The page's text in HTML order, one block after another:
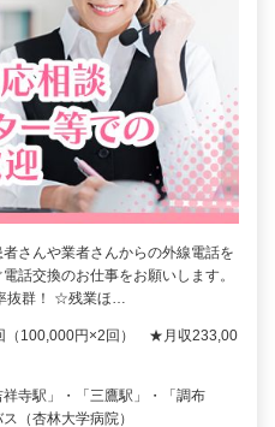
さんや業者さんからの外線電話を
話交換のお仕事をお願いします。
群！ ☆残業ほ…
（100,000円×2回） ★月収233,00
寺駅」・「三鷹駅」・「調布
（杏林大学病院）